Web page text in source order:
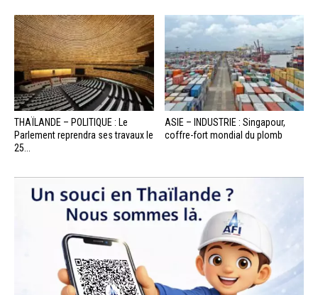
THAÏLANDE – POLITIQUE : Le
Parlement reprendra ses travaux le
25...
ASIE – INDUSTRIE : Singapour,
coffre-fort mondial du plomb